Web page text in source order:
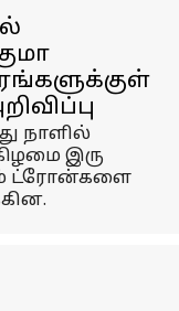
நாளில்
இரு
ட்ரோன்களை